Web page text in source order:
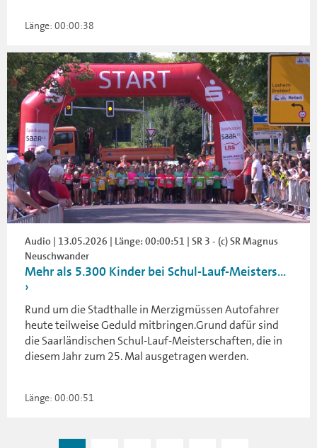
Länge: 00:00:38
Audio | 13.05.2026 | Länge: 00:00:51 | SR 3 - (c) SR Magnus
Neuschwander
Mehr als 5.300 Kinder bei Schul-Lauf-Meisters...
Rund um die Stadthalle in Merzigmüssen Autofahrer
heute teilweise Geduld mitbringen.Grund dafür sind
die Saarländischen Schul-Lauf-Meisterschaften, die in
diesem Jahr zum 25. Mal ausgetragen werden.
Länge: 00:00:51